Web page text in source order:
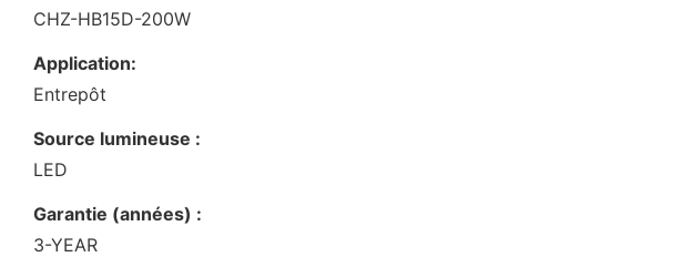
CHZ-HB15D-200W
Application:
Entrepôt
Source lumineuse :
LED
Garantie (années) :
3-YEAR